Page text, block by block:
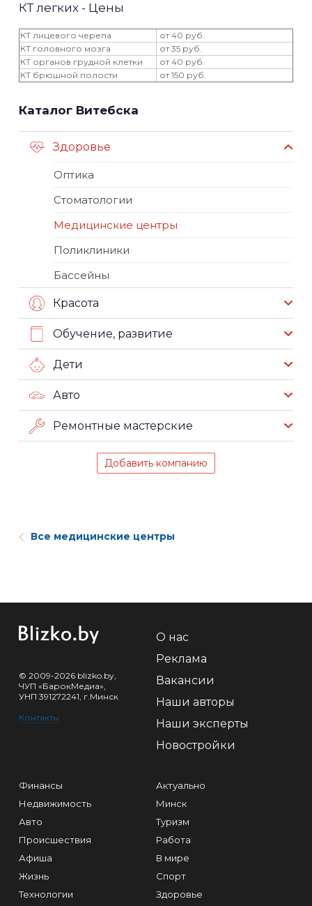
КТ легких - Цены
КТ лицевого черепа
от 40 руб.
КТ головного мозга
от 35 руб.
КТ органов грудной клетки
от 40 руб.
КТ брюшной полости
от 150 руб.
Каталог Витебска
Здоровье
Оптика
Стоматологии
Медицинские центры
Поликлиники
Бассейны
Красота
Обучение, развитие
Дети
Авто
Ремонтные мастерские
Добавить компанию
Все медицинские центры
© 2009-2026 blizko.by,
ЧУП «БарокМедиа»,
УНП 391272241, г.Минск
Контакты
О нас
Реклама
Вакансии
Наши авторы
Наши эксперты
Новостройки
Финансы
Недвижимость
Авто
Происшествия
Афиша
Жизнь
Технологии
Актуально
Минск
Туризм
Работа
В мире
Спорт
Здоровье